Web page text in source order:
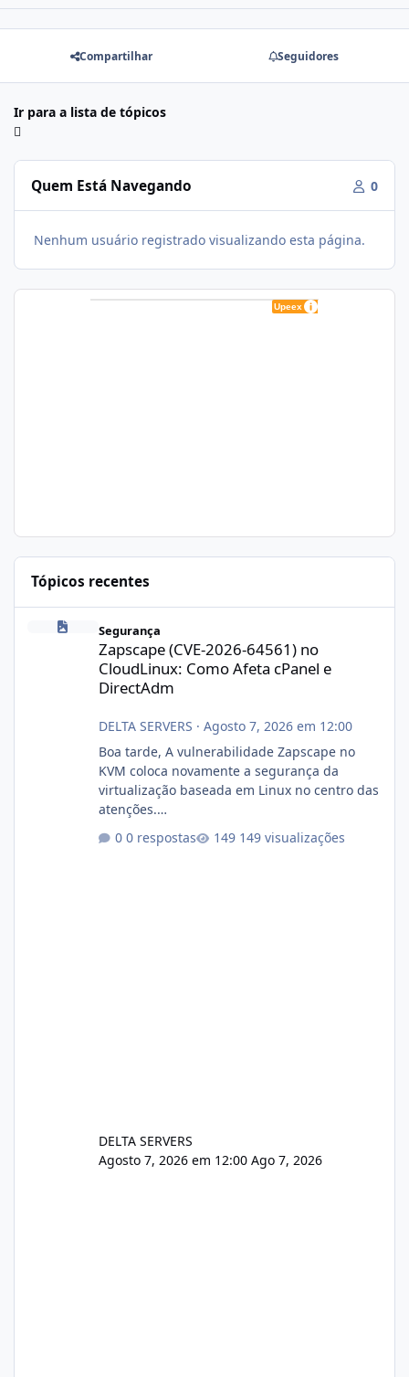
Compartilhar Seguidores
Ir para a lista de tópicos
Quem Está Navegando 0
Nenhum usuário registrado visualizando esta página.
Tópicos recentes
Segurança
Zapscape (CVE-2026-64561) no
CloudLinux: Como Afeta cPanel e
DirectAdm
DELTA SERVERS · Agosto 7, 2026 em 12:00
Boa tarde, A vulnerabilidade Zapscape no
KVM coloca novamente a segurança da
virtualização baseada em Linux no centro das
atenções.
xjx23zz5f Criamos uma breve explicação:
0 respostas 149 visualizações
DELTA SERVERS
Agosto 7, 2026 em 12:00 Ago 7, 2026